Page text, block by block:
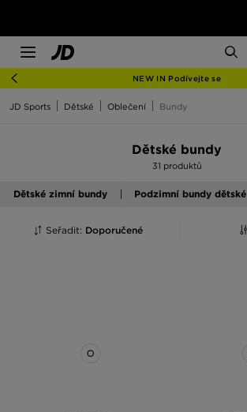
NEW IN Podívejte se
JD Sports Dětské Oblečení Bundy
Dětské bundy
31 produktů
Dětské zimní bundy Podzimní bundy dětské
Seřadit: Doporučené